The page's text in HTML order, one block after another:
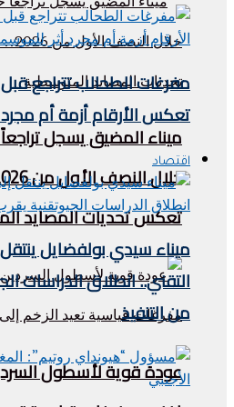
ميناء المضيق يسجل
تعكس تحديات المصايد
عودة قوية لأسطول
مفرغات الطحالب تتراجع
تعكس الأرقام أزمة أم
اقتصاد
ميناء سيدي بولفضايل
التقني.. انطلاق الدراسات
من التنفيذ